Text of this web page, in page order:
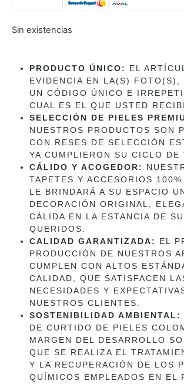
Sin existencias
PRODUCTO ÚNICO:
EL
EVIDENCIA EN LA(S) FOTO(S),
UN CÓDIGO ÚNICO E
CUAL ES EL QUE USTED
SELECCIÓN DE PIELES
NUESTROS PRODUCTOS SON
CON RESES DE SELECCIÓN
YA CUMPLIERON SU CICLO DE
CÁLIDO Y ACOGEDOR:
TAPETES Y ACCESORIOS 100%
LE BRINDARÁ A SU ESPACIO
DECORACIÓN ORIGINAL,
CÁLIDA EN LA ESTANCIA DE
QUERIDOS.
CALIDAD GARANTIZADA:
EL
PRODUCCIÓN DE NUESTROS
CUMPLEN CON ALTOS
CALIDAD, QUE SATISFACEN
NECESIDADES Y
NUESTROS CLIENTES.
SOSTENIBILIDAD AMBIENTAL:
DE CURTIDO DE PIELES
MARGEN DEL DESARROLLO
QUE SE REALIZA EL
Y LA RECUPERACIÓN DE LOS
QUÍMICOS EMPLEADOS EN EL